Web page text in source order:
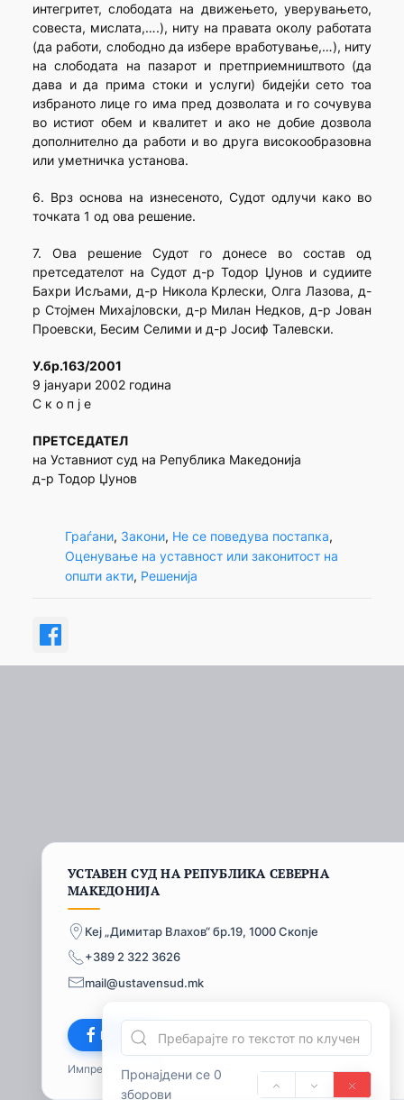
Пронајдени се 0
зборови
интегритет, слободата на движењето, уверувањето,
совеста, мислата,….), ниту на правата околу работата
(да работи, слободно да избере вработување,…), ниту
на слободата на пазарот и претприемништвото (да
дава и да прима стоки и услуги) бидејќи сето тоа
избраното лице го има пред дозволата и го сочувува
во истиот обем и квалитет и ако не добие дозвола
дополнително да работи и во друга високообразовна
или уметничка установа.
6. Врз основа на изнесеното, Судот одлучи како во
точката 1 од ова решение.
7. Ова решение Судот го донесе во состав од
претседателот на Судот д-р Тодор Џунов и судиите
Бахри Исљами, д-р Никола Крлески, Олга Лазова, д-
р Стојмен Михајловски, д-р Милан Недков, д-р Јован
Проевски, Бесим Селими и д-р Јосиф Талевски.
У.бр.163/2001
9 јануари 2002 година
С к о п ј е
ПРЕТСЕДАТЕЛ
на Уставниот суд на Република Македонија
д-р Тодор Џунов
Граѓани, Закони, Не се поведува постапка
Оценување на уставност или законитост на
општи акти, Решенија
УСТАВЕН СУД НА РЕПУБЛИКА СЕВЕРНА
МАКЕДОНИЈА
Кеј „Димитар Влахов“ бр.19, 1000 Скопје
+389 2 322 3626
mail@ustavensud.mk
Facebook
Импресум© 2026